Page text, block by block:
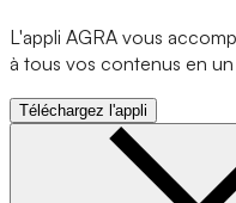
L'appli AGRA vous
à tous vos contenus en
Téléchargez l'appli